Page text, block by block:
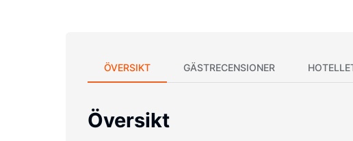
ÖVERSIKT GÄSTRECENSIONER
Översikt